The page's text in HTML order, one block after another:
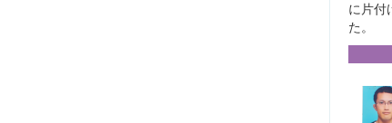
に片付
た。